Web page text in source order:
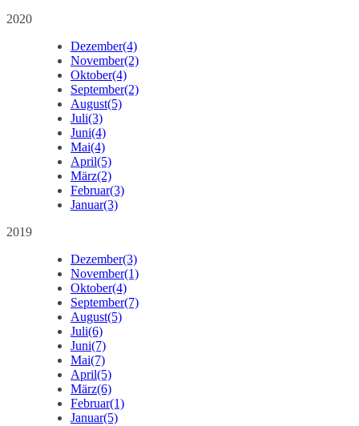
2020
Dezember(4)
November(2)
Oktober(4)
September(2)
August(5)
Juli(3)
Juni(4)
Mai(4)
April(5)
März(2)
Februar(3)
Januar(3)
2019
Dezember(3)
November(1)
Oktober(4)
September(7)
August(5)
Juli(6)
Juni(7)
Mai(7)
April(5)
März(6)
Februar(1)
Januar(5)